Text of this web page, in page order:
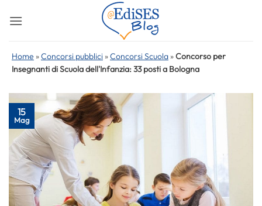
Home »Concorsi pubblici »Concorsi Scuola »Concorso per
Insegnanti di Scuola dell'Infanzia: 33 posti a Bologna
15
Mag